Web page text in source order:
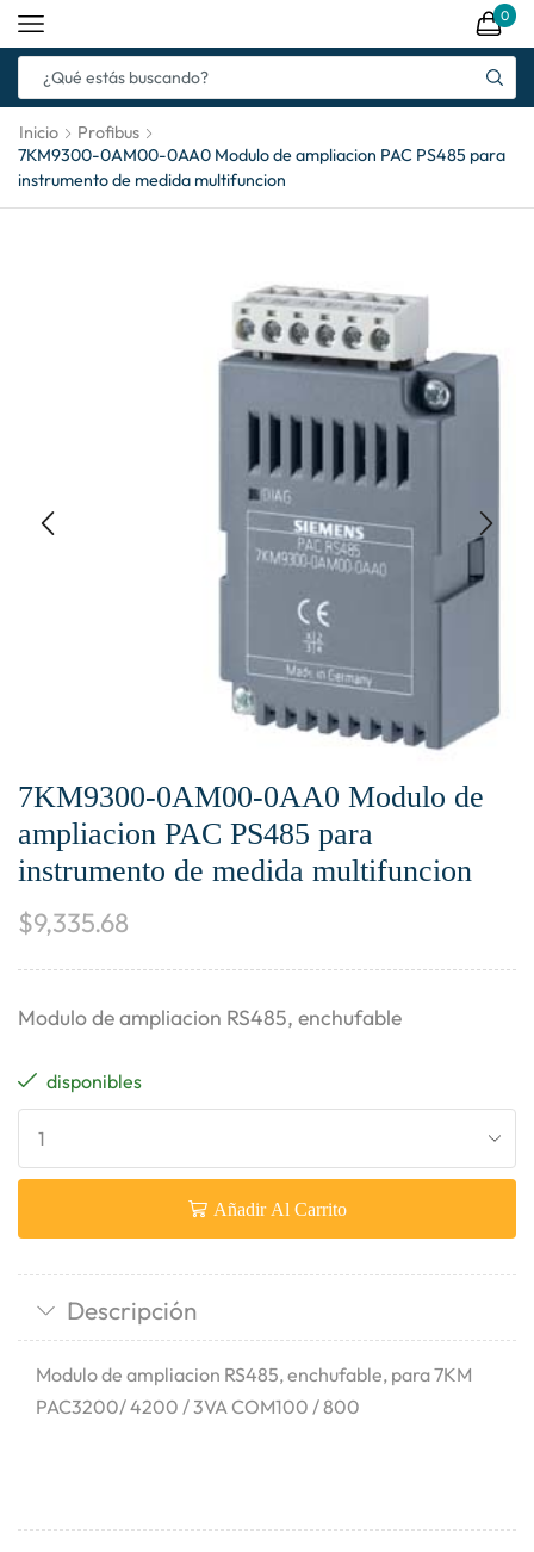
0
Inicio
Profibus
7KM9300-0AM00-0AA0 Modulo de ampliacion PAC PS485 para
instrumento de medida multifuncion
7KM9300-0AM00-0AA0 Modulo de
ampliacion PAC PS485 para
instrumento de medida multifuncion
$9,335.68
Modulo de ampliacion RS485, enchufable
disponibles
Añadir Al Carrito
Descripción
Modulo de ampliacion RS485, enchufable, para 7KM
PAC3200/ 4200 / 3VA COM100 / 800